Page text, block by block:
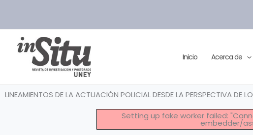
Inicio Acerca de
LINEAMIENTOS DE LA ACTUACIÓN POLICIAL DESDE LA PERSPECTIVA DE
Setting up fake worker failed:
embedder/